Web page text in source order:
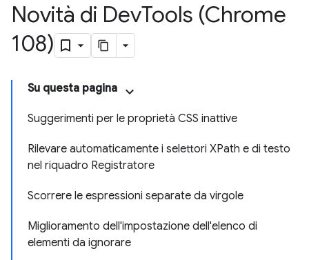
Novità di DevTools (Chrome
108)
Su questa pagina
Suggerimenti per le proprietà CSS inattive
Rilevare automaticamente i selettori XPath e di testo
nel riquadro Registratore
Scorrere le espressioni separate da virgole
Miglioramento dell'impostazione dell'elenco di
elementi da ignorare